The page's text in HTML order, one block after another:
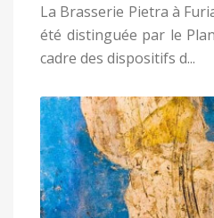
La Brasserie Pietra à
été distinguée par le
cadre des dispositifs d...